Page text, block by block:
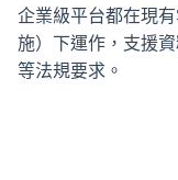
企業級平台都在現
施）下運作，支援
等法規要求。